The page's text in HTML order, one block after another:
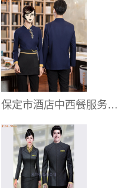
保定市酒店中西餐服务员工服图片订做:电话_品牌_供应商